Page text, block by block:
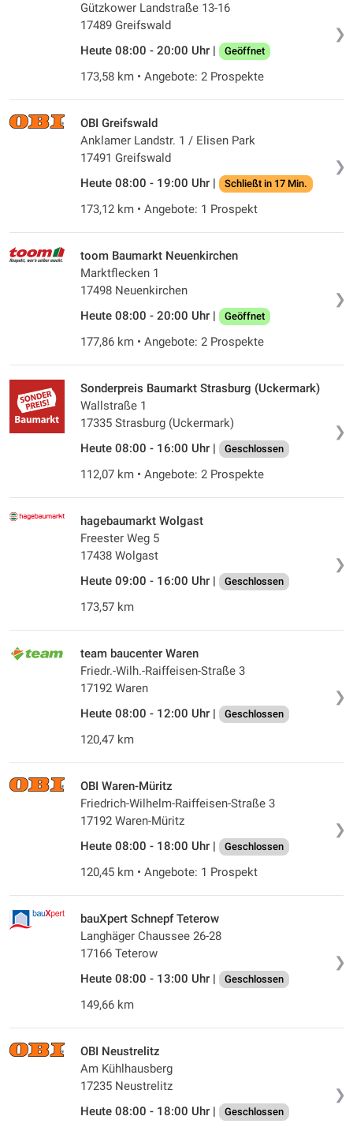
❯
Gützkower Landstraße 13-16
17489 Greifswald
Heute 08:00 - 20:00 Uhr |
Geöffnet
173,58 km • Angebote: 2 Prospekte
❯
OBI Greifswald
Anklamer Landstr. 1 / Elisen Park
17491 Greifswald
Heute 08:00 - 19:00 Uhr |
Schließt in 17 Min.
173,12 km • Angebote: 1 Prospekt
❯
toom Baumarkt Neuenkirchen
Marktflecken 1
17498 Neuenkirchen
Heute 08:00 - 20:00 Uhr |
Geöffnet
177,86 km • Angebote: 2 Prospekte
❯
Sonderpreis Baumarkt Strasburg (Uckermark)
Wallstraße 1
17335 Strasburg (Uckermark)
Heute 08:00 - 16:00 Uhr |
Geschlossen
112,07 km • Angebote: 2 Prospekte
❯
hagebaumarkt Wolgast
Freester Weg 5
17438 Wolgast
Heute 09:00 - 16:00 Uhr |
Geschlossen
173,57 km
❯
team baucenter Waren
Friedr.-Wilh.-Raiffeisen-Straße 3
17192 Waren
Heute 08:00 - 12:00 Uhr |
Geschlossen
120,47 km
❯
OBI Waren-Müritz
Friedrich-Wilhelm-Raiffeisen-Straße 3
17192 Waren-Müritz
Heute 08:00 - 18:00 Uhr |
Geschlossen
120,45 km • Angebote: 1 Prospekt
❯
bauXpert Schnepf Teterow
Langhäger Chaussee 26-28
17166 Teterow
Heute 08:00 - 13:00 Uhr |
Geschlossen
149,66 km
❯
OBI Neustrelitz
Am Kühlhausberg
17235 Neustrelitz
Heute 08:00 - 18:00 Uhr |
Geschlossen